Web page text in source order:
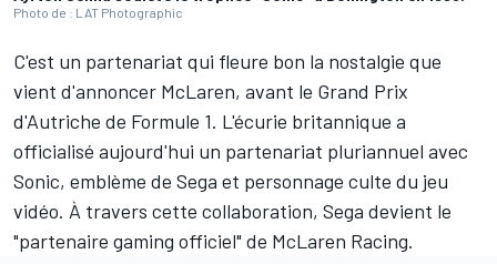
Photo de : LAT Photographic
C'est un partenariat qui fleure bon la nostalgie que
vient d'annoncer McLaren, avant le Grand Prix
d'Autriche de Formule 1. L'écurie britannique a
officialisé aujourd'hui un partenariat pluriannuel avec
Sonic, emblème de Sega et personnage culte du jeu
vidéo. À travers cette collaboration, Sega devient le
"partenaire gaming officiel" de McLaren Racing.